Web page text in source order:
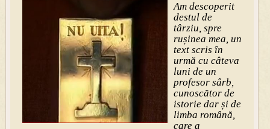
Am descoperit
destul de
târziu, spre
rușinea mea, un
text scris în
urmă cu câteva
luni de un
profesor sârb,
cunoscător de
istorie dar și de
limba română,
care a